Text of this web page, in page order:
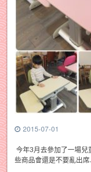
2015-07-01
今年3月去參加了一場
些商品會還是不要亂出